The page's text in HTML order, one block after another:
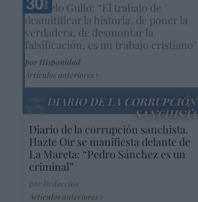
Marcelo Gullo: “El trabajo de
desmitificar la historia, de poner la
verdadera, de desmontar la
falsificación, es un trabajo cristiano"
por Hispanidad
Artículos anteriores
DIARIO DE LA CORRUPCIÓN
SANCHISTA
Diario de la corrupción sanchista.
Hazte Oír se manifiesta delante de
La Mareta: “Pedro Sánchez es un
criminal”
Artículos anteriores